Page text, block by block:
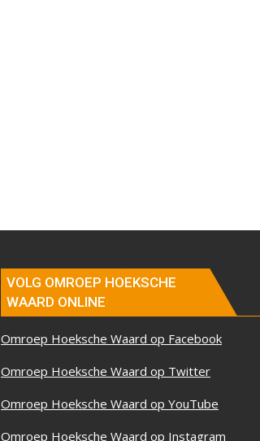
VOLG OMROEP HOEKSCHE
WAARD ONLINE
Omroep Hoeksche Waard op Facebook
Omroep Hoeksche Waard op Twitter
Omroep Hoeksche Waard op YouTube
Omroep Hoeksche Waard op Instagram